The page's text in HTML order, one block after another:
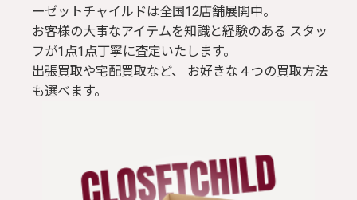
ーゼットチャイルドは全国12店舗展開中。
お客様の大事なアイテムを知識と経験のある スタッ
フが1点1点丁寧に査定いたします。
出張買取や宅配買取など、 お好きな４つの買取方法
も選べます。